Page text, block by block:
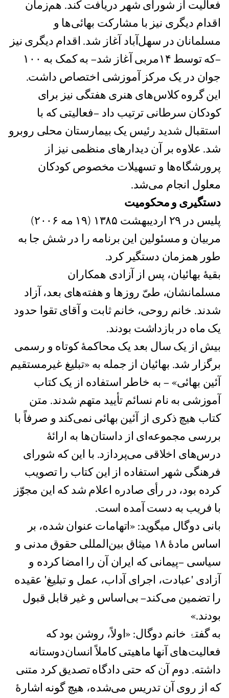
فعالیت از شورای شهر دریافت کند. هم‌زمان
اقدام دیگری نیز با مشارکت بهائی‌ها و
مسلمانان در سهل‌آباد آغاز شد. اقدام دیگری نيز
–که توسط ١۴مربى ‌آغاز شد– به کمک به ١٠٠
جوان در یک مرکز آموزشی اختصاص داشت.
این گروه کلاس‌های هنری هفتگی نیز برای
کودکان سرطانی ترتیب داد –فعالیتی که با
استقبال شديد رئیس یک بیمارستان محلی روبرو
شد. علاوه بر آن دیدارهای منظمی نیز از
پرورشگاه‌ها و تسهیلات مخصوص کودکان
معلول انجام می‌شد.
دستگيری و محکوميت
پلیس در ٢٩ اردیبهشت ١٣٨۵ (١٩ مه ٢٠٠۶)
مربيان و مسئولين اين برنامه را در شش جا به
طور همزمان دستگیر کرد.
بقیۀ بهائیان، پس از آزادی همکاران
مسلمانشان، طیّ روزها و هفته‌های بعد، آزاد
شدند. خانم روحی، خانم ثابت و آقای تقوا حدود
یک ماه در بازداشت بودند.
بیش از یک سال بعد یک محاکمۀ کوتاه و رسمی
برگزار شد. بهائیان از جمله به «تبلیغ غیرمستقیم
آئین بهائی» – به خاطر استفاده از یک کتاب
آموزشی به نام نسائم تأييد متهم شدند. متن
کتاب هیچ ذکری از آئین بهائی نمی‌کند و صرفاً با
بررسی مجموعه‌ای از داستان‌ها به ارائۀ
درس‌های اخلاقی می‌پردازد. با این که شورای
فرهنگی شهر استفاده از این کتاب را تصویب
کرده بود، در رأی صادره اعلام شد که اين مجوّز
با فریب به دست آمده است.
بانی دوگال میگوید: «اتهامات عنوان شده، بر
اساس مادۀ ١٨ میثاق بین‌المللی حقوق مدنی و
سیاسی –پیمانی که ایران آن را امضا کرده و
آزادی 'عبادت، اجرای آداب، عمل و تبلیغ' عقيده
را تضمين می‌کند– بی‌اساس و غیر قابل قبول
بودند.»
به گفتۂ خانم دوگال: «اولاً، روشن بود که
فعالیت‌های آنها ماهیتی کاملاً انسان‌دوستانه
داشته. دوم آن که حتی دادگاه تصدیق کرد متنی
که از روی آن تدریس می‌شده، هیچ گونه اشارۀ